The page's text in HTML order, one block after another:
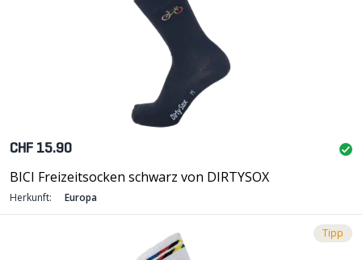
CHF 15.90
BICI Freizeitsocken schwarz von DIRTYSOX
Herkunft: Europa
Tipp